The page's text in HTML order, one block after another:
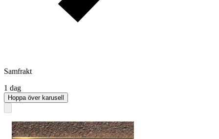
Samfrakt
1 dag
Hoppa över karusell